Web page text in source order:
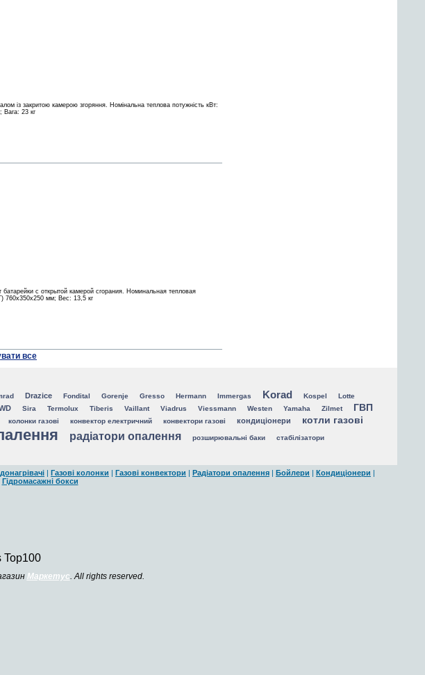
із закритою камерою згоряння. Номінальна теплова потужність кВт:
Вага: 23 кг
батарейки с открытой камерой сгорания. Номинальная тепловая
760x350x250 мм; Вес: 13,5 кг
все
Drazice Fondital Gorenje Gresso Hermann Immergas Korad Kospel
Lotte
Sira Termolux Tiberis Vaillant Viadrus Viessmann Westen Yamaha Zilmet ГВП
колонки газові конвектор електричний конвектори газові кондиціонери котли газові
радіатори опалення розширювальні баки стабілізатори
| Газові колонки | Газові конвектори | Радіатори опалення | Бойлери | Кондиціонери |
Гідромасажні бокси
Маркетус. All rights reserved.